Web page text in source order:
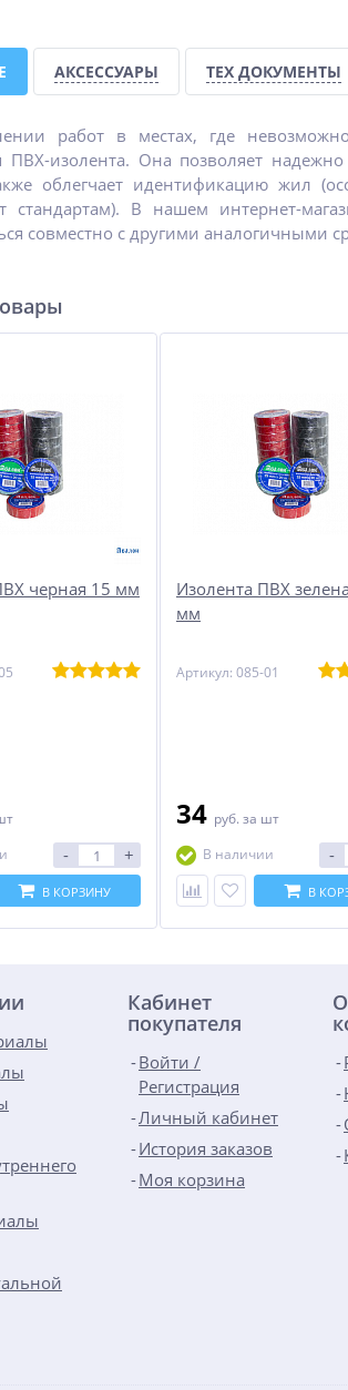
руб. 71.50руб.
АКСЕССУАРЫ ТЕХ ДОКУМЕНТЫ
работ в местах, где
ПВХ-изолента. Она позволяет
облегчает идентификацию жил
стандартам). В нашем интернет-
совместно с другими аналогичными
черная 15 мм
- +
В КОРЗИНУ
Изолента ПВХ
мм
Артикул: 085-01
34 руб. за шт
В наличии
-
В
Кабинет
покупателя
Войти /
Регистрация
Личный кабинет
История заказов
Моя корзина
О